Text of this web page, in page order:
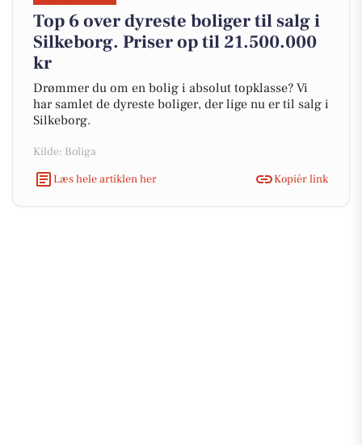
Top 6 over dyreste boliger til salg i
Silkeborg. Priser op til 21.500.000
kr
Drømmer du om en bolig i absolut topklasse? Vi
har samlet de dyreste boliger, der lige nu er til salg i
Silkeborg.
Kilde: Boliga
Læs hele artiklen her
Kopiér link